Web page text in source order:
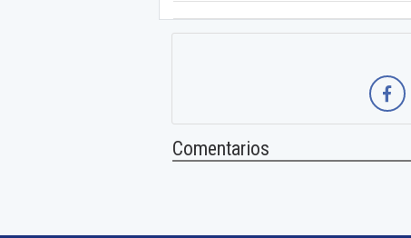
Comentarios